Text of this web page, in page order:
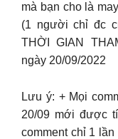
mà bạn cho là
(1 người chỉ đc
THỜI GIAN
ngày 20/09/2022
Lưu ý: + Mọi
20/09 mới được
comment chỉ 1